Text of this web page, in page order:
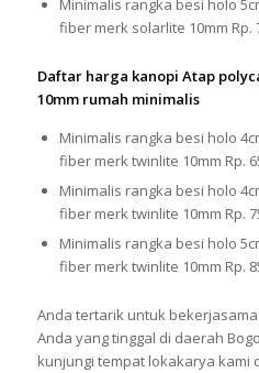
Minimalis rangka besi holo
fiber merk solarlite 10mm Rp.
Daftar harga kanopi Atap
10mm rumah minimalis
Minimalis rangka besi holo
fiber merk twinlite 10mm Rp.
Minimalis rangka besi holo
fiber merk twinlite 10mm Rp.
Minimalis rangka besi holo
fiber merk twinlite 10mm Rp.
Anda tertarik untuk
Anda yang tinggal di daerah
kunjungi tempat lokakarya kami